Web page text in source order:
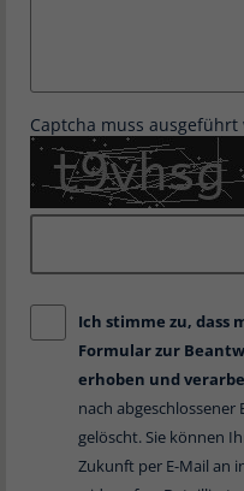
Captcha muss ausgeführt
Ich stimme zu, dass
Formular zur
erhoben und
nach
gelöscht. Sie können
Zukunft per E-Mail an